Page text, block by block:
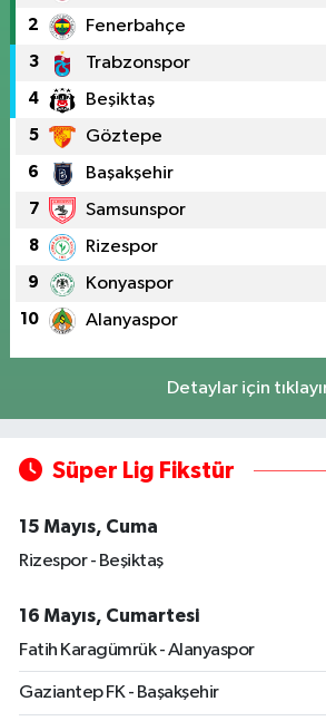
2 Fenerbahçe
3 Trabzonspor
4 Beşiktaş
5 Göztepe
6 Başakşehir
7 Samsunspor
8 Rizespor
9 Konyaspor
10 Alanyaspor
Detaylar için
Süper Lig Fikstür
15 Mayıs, Cuma
Rizespor - Beşiktaş
16 Mayıs, Cumartesi
Fatih Karagümrük - Alanyaspor
Gaziantep FK - Başakşehir